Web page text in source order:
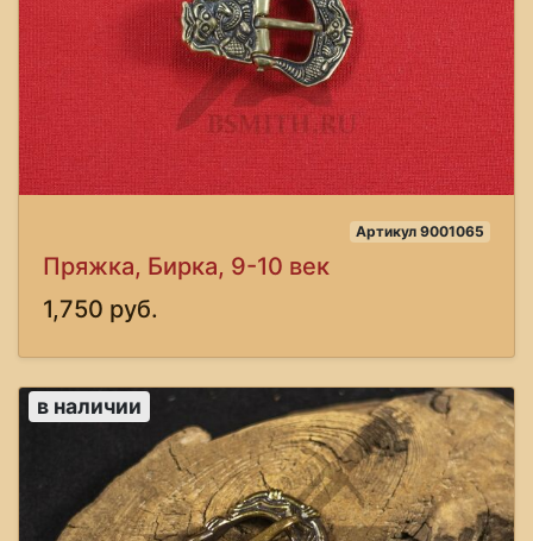
Артикул 9001065
Пряжка, Бирка, 9-10 век
1,750 руб.
в наличии